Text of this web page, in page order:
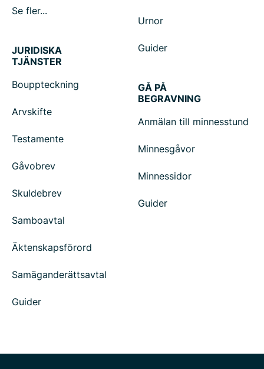
Se fler...
Urnor
Guider
JURIDISKA
TJÄNSTER
Bouppteckning
Arvskifte
Testamente
Gåvobrev
Skuldebrev
Samboavtal
Äktenskapsförord
Samäganderättsavtal
Guider
GÅ PÅ
BEGRAVNING
Anmälan till minnesstund
Minnesgåvor
Minnessidor
Guider